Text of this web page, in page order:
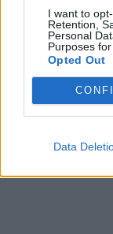
I want to
Retention,
Personal
Purposes
Opted Out
Data